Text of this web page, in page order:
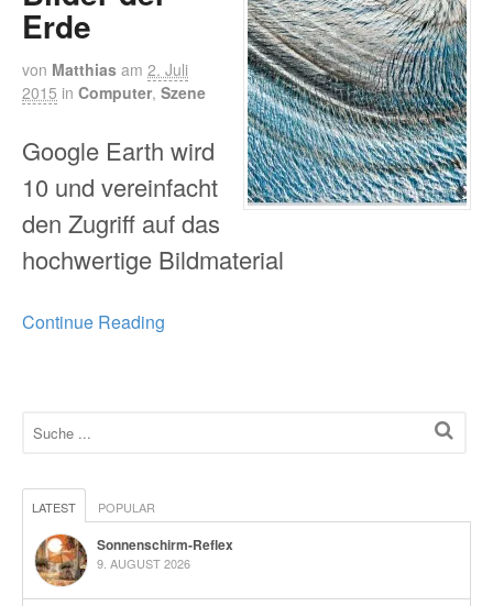
Erde
von Matthias am 2. Juli
2015 in Computer, Szene
Google Earth wird
10 und vereinfacht
den Zugriff auf das
hochwertige Bildmaterial
Continue Reading
LATEST POPULAR
Sonnenschirm-Reflex
9. AUGUST 2026